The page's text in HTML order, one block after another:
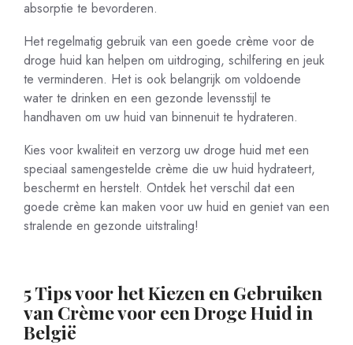
absorptie te bevorderen.
Het regelmatig gebruik van een goede crème voor de
droge huid kan helpen om uitdroging, schilfering en jeuk
te verminderen. Het is ook belangrijk om voldoende
water te drinken en een gezonde levensstijl te
handhaven om uw huid van binnenuit te hydrateren.
Kies voor kwaliteit en verzorg uw droge huid met een
speciaal samengestelde crème die uw huid hydrateert,
beschermt en herstelt. Ontdek het verschil dat een
goede crème kan maken voor uw huid en geniet van een
stralende en gezonde uitstraling!
5 Tips voor het Kiezen en Gebruiken
van Crème voor een Droge Huid in
België